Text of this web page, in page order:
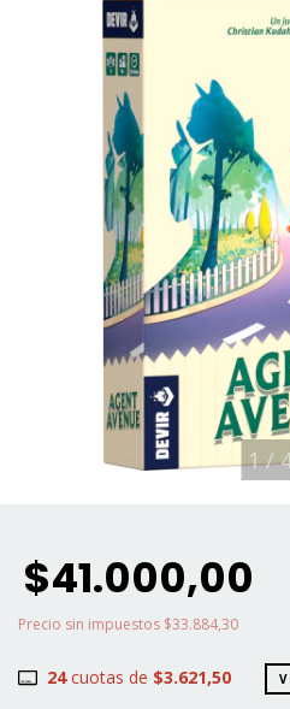
1/
$41.000,00
Precio sin impuestos $33.884,30
24cuotas de $3.621,50